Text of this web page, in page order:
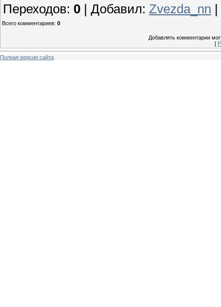
Переходов: 0 | Добавил: Zvezda_nn |
Всего комментариев: 0
Добавлять комментарии
[
Полная версия сайта